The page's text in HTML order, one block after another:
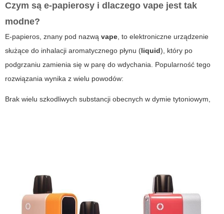
Czym są e-papierosy i dlaczego vape jest tak
modne?
E-papieros, znany pod nazwą vape, to elektroniczne urządzenie
służące do inhalacji aromatycznego płynu (liquid), który po
podgrzaniu zamienia się w parę do wdychania. Popularność tego
rozwiązania wynika z wielu powodów:
Brak wielu szkodliwych substancji obecnych w dymie tytoniowym,